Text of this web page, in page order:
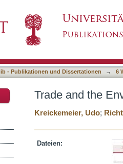
- Publikationen und Dissertationen → 6
Trade and the
Kreickemeier, Udo;
Dateien: